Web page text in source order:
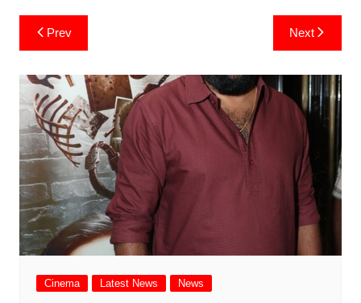
Post
navigation
Prev Next
Cinema Latest News News